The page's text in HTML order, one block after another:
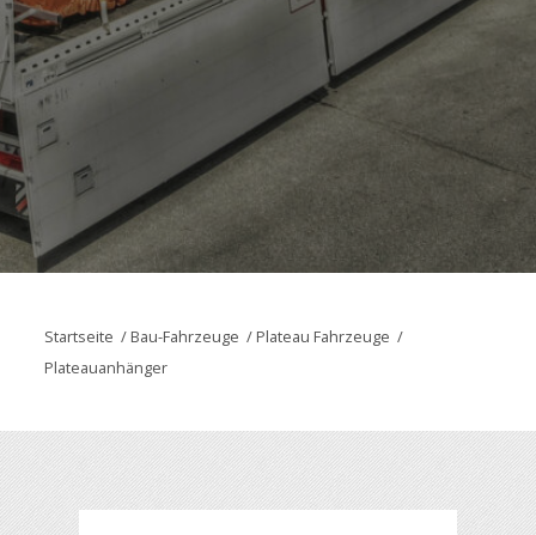
Startseite / Bau-Fahrzeuge / Plateau Fahrzeuge /
Plateauanhänger